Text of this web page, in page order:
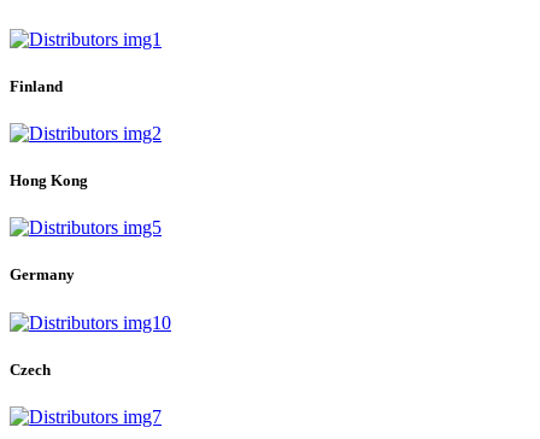
Finland
Hong Kong
Germany
Czech